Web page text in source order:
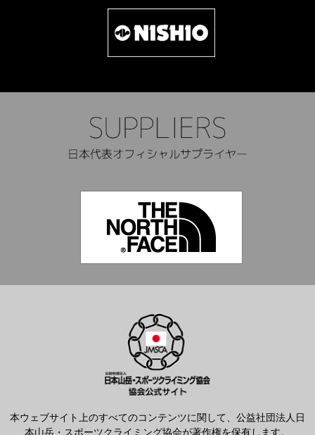
本ウェブサイト上のすべてのコンテンツに関して、公益社団法人日
本山岳・スポーツクライミング協会が著作権を保有します。